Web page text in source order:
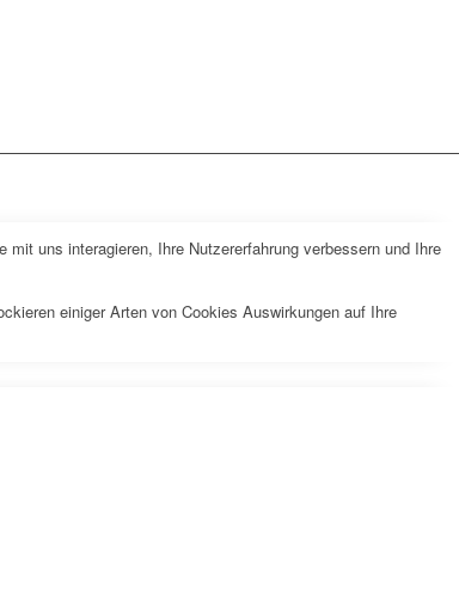
uns interagieren, Ihre Nutzererfahrung verbessern und Ihre
einiger Arten von Cookies Auswirkungen auf Ihre